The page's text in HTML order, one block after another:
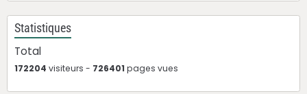
Statistiques
Total
172204 visiteurs - 726401pages vues